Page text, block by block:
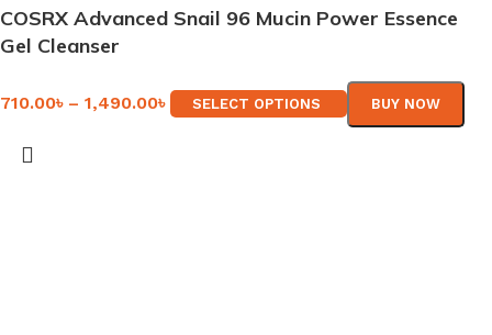
COSRX Advanced Snail 96 Mucin Power Essence
Gel Cleanser
710.00৳ – 1,490.00৳ SELECT OPTIONS BUY NOW